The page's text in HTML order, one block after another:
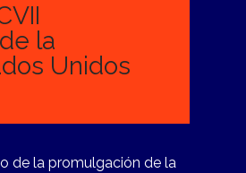
la
Unidos
de la promulgación de la